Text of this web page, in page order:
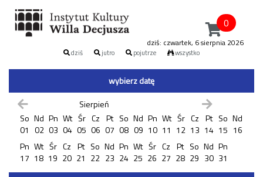
0
dziś: czwartek, 6 sierpnia 2026
dziś jutro pojutrze wszystko
wybierz datę
Sierpień
So
01
Nd
02
Pn
03
Wt
04
Śr
05
Cz
06
Pt
07
So
08
Nd
09
Pn
10
Wt
11
Śr
12
Cz
13
Pt
14
So
15
Nd
16
Pn
17
Wt
18
Śr
19
Cz
20
Pt
21
So
22
Nd
23
Pn
24
Wt
25
Śr
26
Cz
27
Pt
28
So
29
Nd
30
Pn
31